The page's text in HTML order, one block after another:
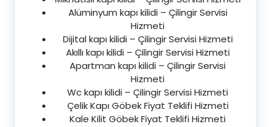
Alüminyum kapı kilidi – Çilingir Servisi
Hizmeti
Dijital kapı kilidi – Çilingir Servisi Hizmeti
Akıllı kapı kilidi – Çilingir Servisi Hizmeti
Apartman kapı kilidi – Çilingir Servisi
Hizmeti
Wc kapı kilidi – Çilingir Servisi Hizmeti
Çelik Kapı Göbek Fiyat Teklifi Hizmeti
Kale Kilit Göbek Fiyat Teklifi Hizmeti